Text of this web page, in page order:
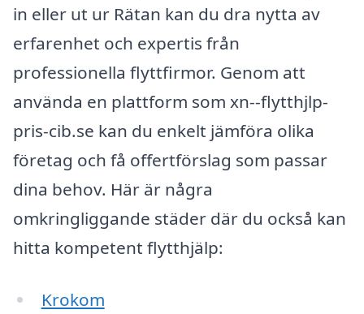
in eller ut ur Rätan kan du dra nytta av
erfarenhet och expertis från
professionella flyttfirmor. Genom att
använda en plattform som xn--flytthjlp-
pris-cib.se kan du enkelt jämföra olika
företag och få offertförslag som passar
dina behov. Här är några
omkringliggande städer där du också kan
hitta kompetent flytthjälp:
Krokom